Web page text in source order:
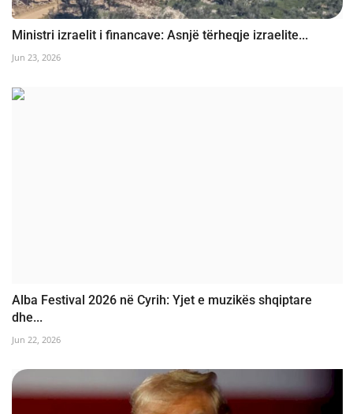
Ministri izraelit i financave: Asnjë tërheqje izraelite...
Jun 23, 2026
Alba Festival 2026 në Cyrih: Yjet e muzikës shqiptare
dhe...
Jun 22, 2026